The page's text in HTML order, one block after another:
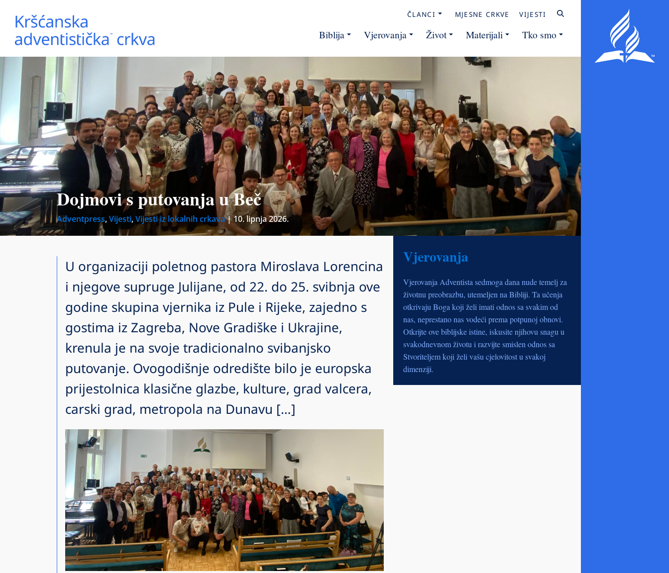
ČLANCI MJESNE CRKVE VIJESTI
Biblija Vjerovanja Život Materijali Tko smo
Dojmovi s putovanja u Beč
Adventpress,Vijesti,Vijesti iz lokalnih crkava|10. lipnja 2026.
U organizaciji poletnog pastora Miroslava Lorencina
i njegove supruge Julijane, od 22. do 25. svibnja ove
godine skupina vjernika iz Pule i Rijeke, zajedno s
gostima iz Zagreba, Nove Gradiške i Ukrajine,
krenula je na svoje tradicionalno svibanjsko
putovanje. Ovogodišnje odredište bilo je europska
prijestolnica klasične glazbe, kulture, grad valcera,
carski grad, metropola na Dunavu […]
Vjerovanja
Vjerovanja Adventista sedmoga dana nude temelj za
životnu preobrazbu, utemeljen na Bibliji. Ta učenja
otkrivaju Boga koji želi imati odnos sa svakim od
nas, neprestano nas vodeći prema potpunoj obnovi.
Otkrijte ove biblijske istine, iskusite njihovu snagu u
svakodnevnom životu i razvijte smislen odnos sa
Stvoriteljem koji želi vašu cjelovitost u svakoj
dimenziji.